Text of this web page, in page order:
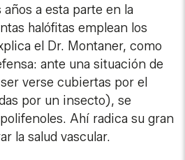
a esta parte en la
halófitas emplean los
el Dr. Montaner, como
ante una situación de
verse cubiertas por el
por un insecto), se
Ahí radica su gran
la salud vascular.